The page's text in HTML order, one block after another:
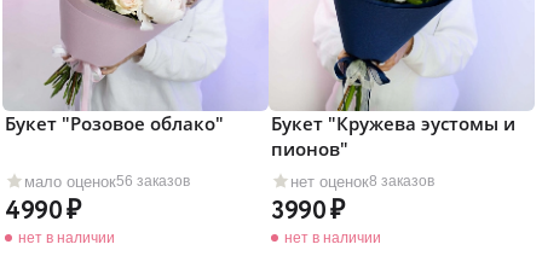
мало оценок56 заказов
Букет "Розовое облако"
4990
нет в наличии
нет оценок8 заказов
Букет "Кружева эустомы и
пионов"
3990
нет в наличии